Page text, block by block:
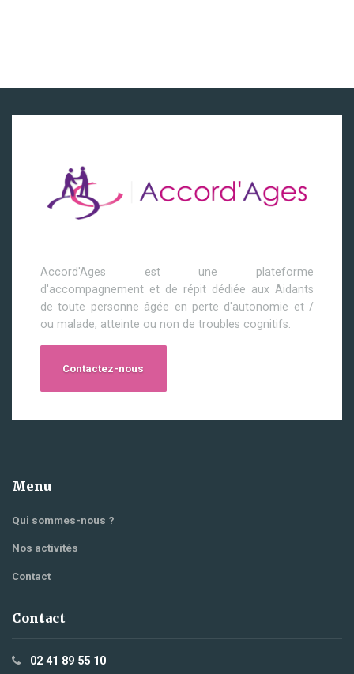
Accord'Ages est une plateforme
d'accompagnement et de répit dédiée aux Aidants
de toute personne âgée en perte d'autonomie et /
ou malade, atteinte ou non de troubles cognitifs.
Contactez-nous
Menu
Qui sommes-nous ?
Nos activités
Contact
Contact
02 41 89 55 10